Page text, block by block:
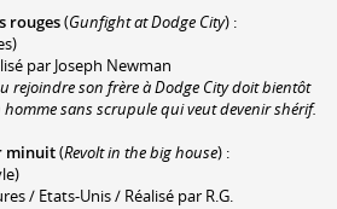
rouges(Gunfight at Dodge City) :
par Joseph Newman
rejoindre son frère à Dodge City doit bientôt
sans scrupule qui veut devenir shérif.
minuit(Revolt in the big house) :
/ Etats-Unis / Réalisé par R.G.